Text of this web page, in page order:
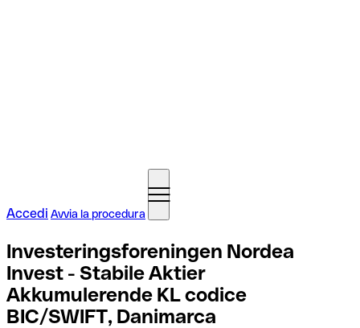
Accedi Avvia la procedura
Investeringsforeningen Nordea
Invest - Stabile Aktier
Akkumulerende KL codice
BIC/SWIFT, Danimarca